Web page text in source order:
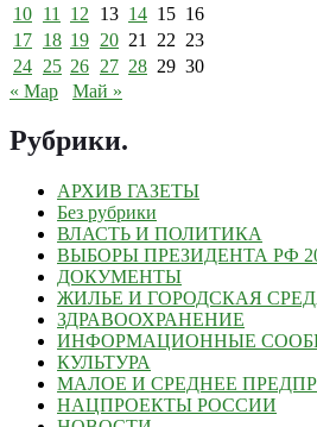
10 11 12 13 14 15 16
17 18 19 20 21 22 23
24 25 26 27 28 29 30
« Мар
Май »
Рубрики.
АРХИВ ГАЗЕТЫ
Без рубрики
ВЛАСТЬ И ПОЛИТИКА
ВЫБОРЫ ПРЕЗИДЕНТА РФ
ДОКУМЕНТЫ
ЖИЛЬЕ И ГОРОДСКАЯ
ЗДРАВООХРАНЕНИЕ
ИНФОРМАЦИОННЫЕ
КУЛЬТУРА
МАЛОЕ И СРЕДНЕЕ
НАЦПРОЕКТЫ РОССИИ